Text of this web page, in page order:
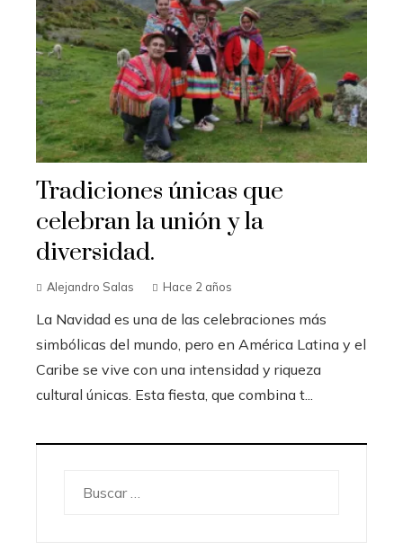
Tradiciones únicas que
celebran la unión y la
diversidad.
Alejandro Salas Hace 2 años
La Navidad es una de las celebraciones más
simbólicas del mundo, pero en América Latina y el
Caribe se vive con una intensidad y riqueza
cultural únicas. Esta fiesta, que combina t...